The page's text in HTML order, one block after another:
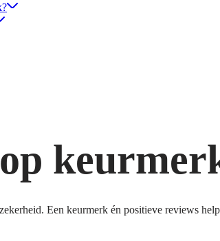
Een keurmerk én positieve reviews